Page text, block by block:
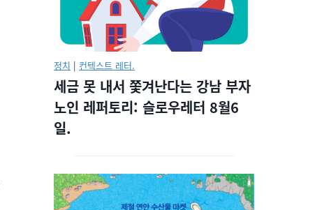
정치 | 컨텍스트 레터.
세금 못 내서 쫓겨난다는 강남 부자
노인 레퍼토리: 슬로우레터 8월6
일.